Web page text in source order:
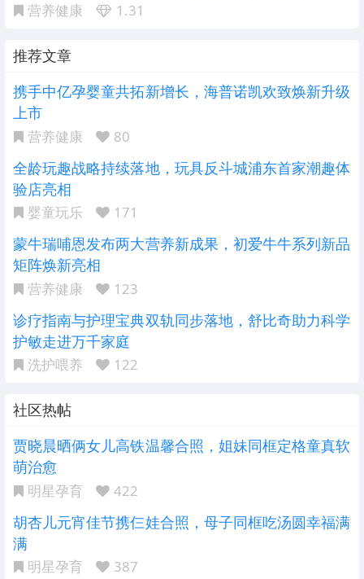
营养健康 1.31
推荐文章
携手中亿孕婴童共拓新增长，海普诺凯欢致焕新升级
上市
营养健康 80
全龄玩趣战略持续落地，玩具反斗城浦东首家潮趣体
验店亮相
婴童玩乐 171
蒙牛瑞哺恩发布两大营养新成果，初爱牛牛系列新品
矩阵焕新亮相
营养健康 123
诊疗指南与护理宝典双轨同步落地，舒比奇助力科学
护敏走进万千家庭
洗护喂养 122
社区热帖
贾晓晨晒俩女儿高铁温馨合照，姐妹同框定格童真软
萌治愈
明星孕育 422
胡杏儿元宵佳节携仨娃合照，母子同框吃汤圆幸福满
满
明星孕育 387